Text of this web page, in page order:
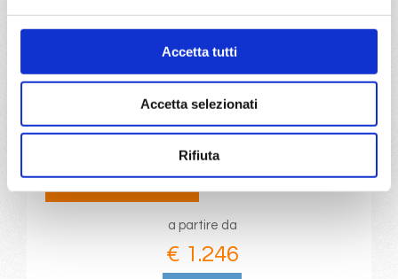
Accetta tutti
Accetta selezionati
Rifiuta
daGenovaconMSC World
Genova, Civitavecchia, Valletta, Pireo, Rodi, Limassol,
a partire da
€ 1.246